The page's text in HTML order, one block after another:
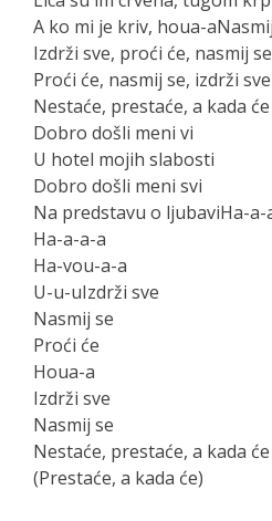
A ko mi je kriv, houa-
Izdrži sve, proći će, nasmij se
Proći će, nasmij se, izdrži sve
Nestaće, prestaće, a kada će
Dobro došli meni vi
U hotel mojih slabosti
Dobro došli meni svi
Na predstavu o ljubaviHa-a-
Ha-a-a-a
Ha-vou-a-a
U-u-uIzdrži sve
Nasmij se
Proći će
Houa-a
Izdrži sve
Nasmij se
Nestaće, prestaće, a kada će
(Prestaće, a kada će)